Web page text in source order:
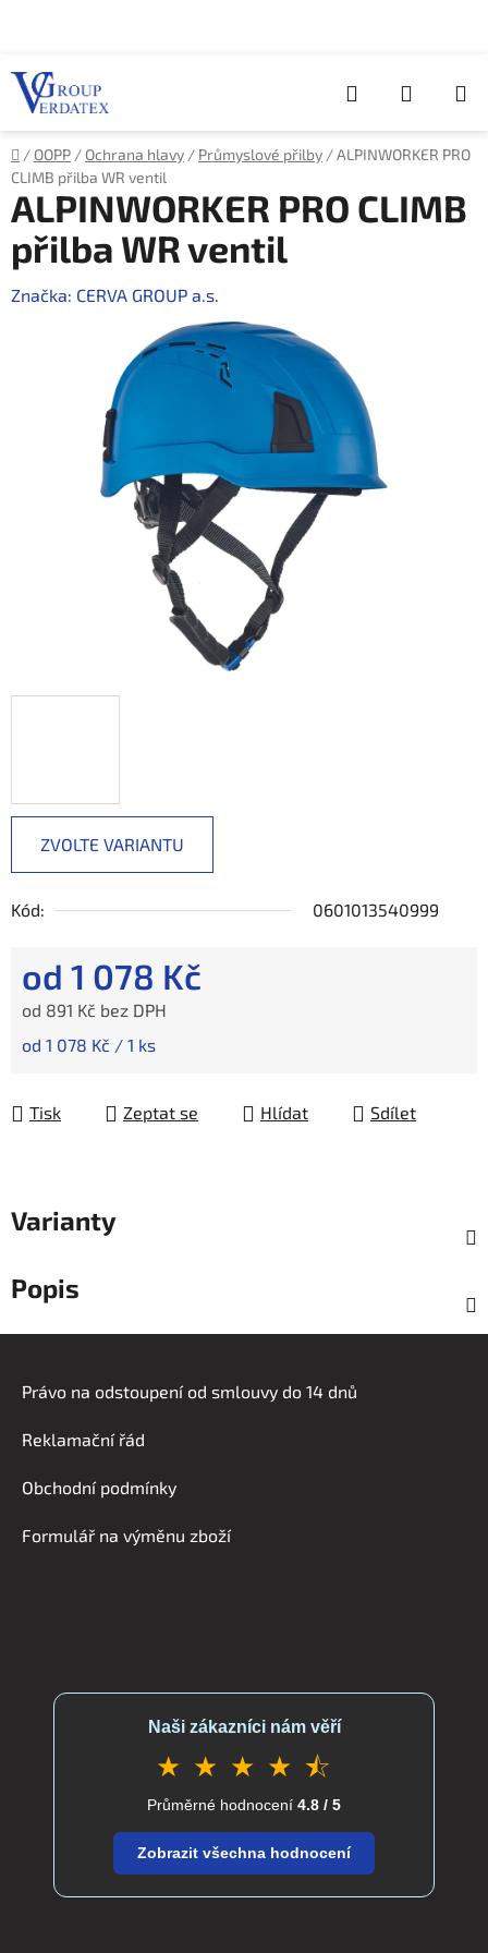
Hledat
KOŠÍK
Domů
/ OOPP / Ochrana hlavy / Průmyslové přilby /ALPINWORKER PRO
CLIMB přilba WR ventil
ZVOLTE VARIANTU
Kód: 0601013540999
od 1 078 Kč
od 891 Kč bez DPH
Měrná cena:
od 1 078 Kč / 1 ks
Tisk Zeptat se Hlídat Sdílet
ALPINWORKER PRO CLIMB
přilba WR ventil
Značka: CERVA GROUP a.s.
Varianty
Popis
Právo na odstoupení od smlouvy do 14 dnů
Reklamační řád
Obchodní podmínky
Formulář na výměnu zboží
Naši zákazníci nám věří
★ ★ ★ ★ ⯪
Průměrné hodnocení 4.8 / 5
Zobrazit všechna hodnocení